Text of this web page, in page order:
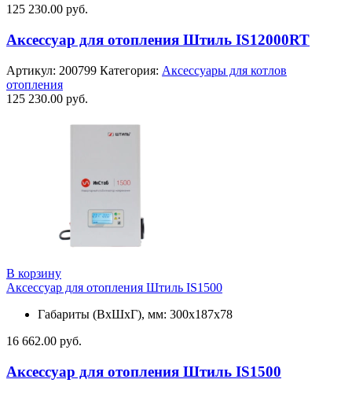
125 230.00 руб.
Аксессуар для отопления Штиль IS12000RT
Артикул: 200799 Категория: Аксессуары для котлов
отопления
125 230.00 руб.
В корзину
Аксессуар для отопления Штиль IS1500
Габариты (ВхШхГ), мм: 300х187х78
16 662.00 руб.
Аксессуар для отопления Штиль IS1500